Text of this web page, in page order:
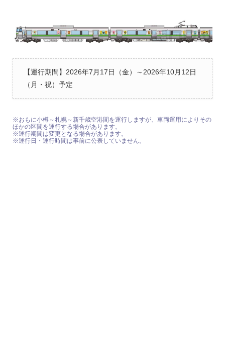
【運行期間】2026年7月17日（金）～2026年10月12日
（月・祝）予定
※おもに小樽～札幌～新千歳空港間を運行しますが、車両運用によりその
ほかの区間を運行する場合があります。
※運行期間は変更となる場合があります。
※運行日・運行時間は事前に公表していません。